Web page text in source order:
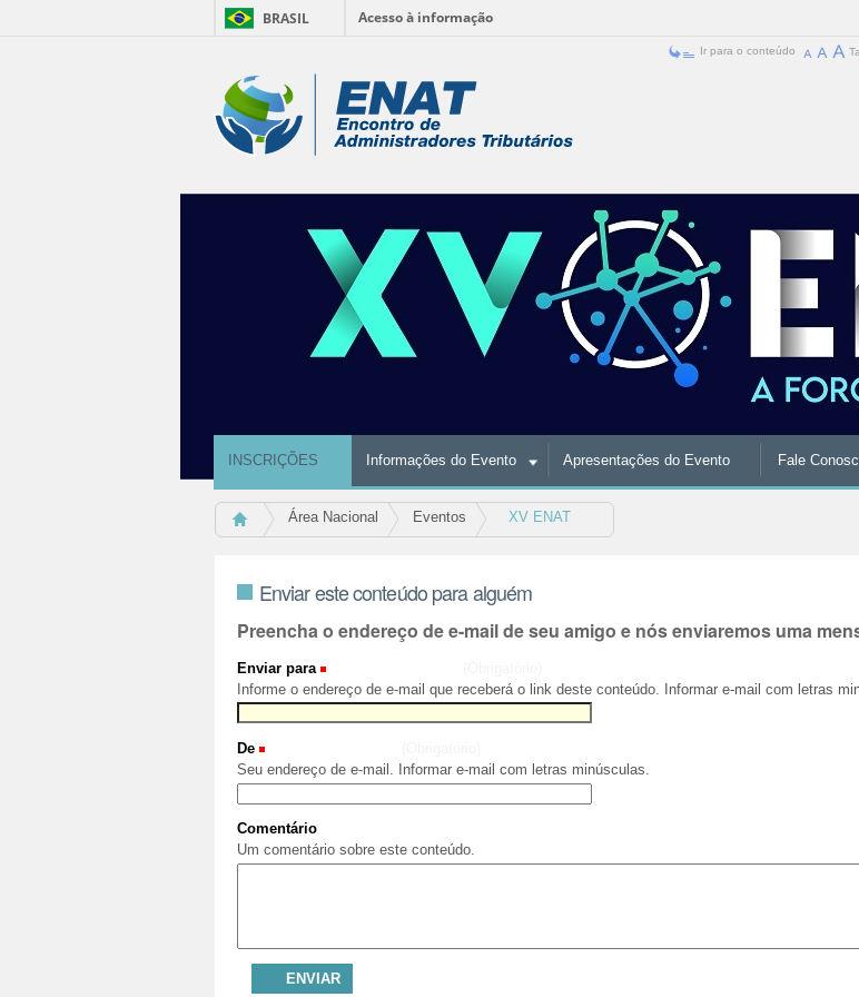
BRASIL Acesso à informação
conteúdo.
Ir para o conteúdo
Ferramentas
Pessoais
INSCRIÇÕES Informações do Evento Apresentações do Evento Fale
Área Nacional Eventos XV ENAT
Enviar este conteúdo para alguém
Preencha o endereço de e-mail de seu amigo e nós enviaremos uma
Enviar para
Informe o endereço de e-mail que receberá o link deste conteúdo. Informar e-mail com letras
De
Seu endereço de e-mail. Informar e-mail com letras minúsculas.
Comentário
Um comentário sobre este conteúdo.